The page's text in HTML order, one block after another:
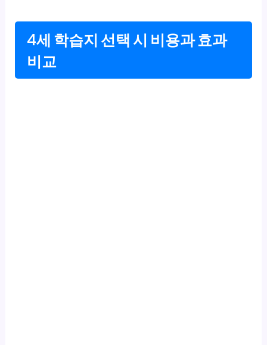
4세 학습지 선택 시 비용과 효과
비교